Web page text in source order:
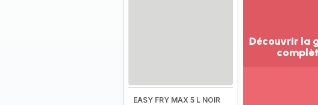
EASY FRY MAX 5 L NOIR
Découvrir la